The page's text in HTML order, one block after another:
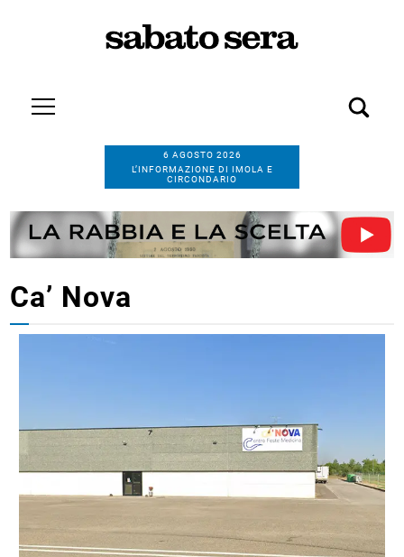
6 AGOSTO 2026
L’INFORMAZIONE DI IMOLA E
CIRCONDARIO
Ca’ Nova